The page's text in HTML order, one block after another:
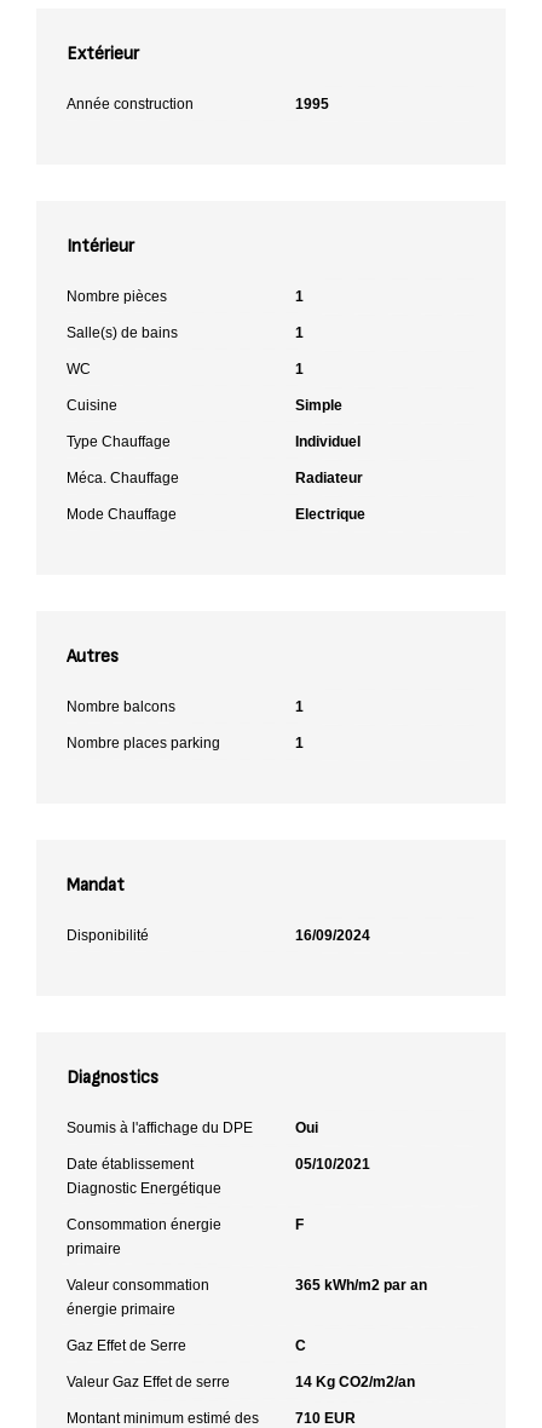
Extérieur
Année construction 1995
Intérieur
Nombre pièces 1
Salle(s) de bains 1
WC 1
Cuisine Simple
Type Chauffage Individuel
Méca. Chauffage Radiateur
Mode Chauffage Electrique
Autres
Nombre balcons 1
Nombre places parking 1
Mandat
Disponibilité 16/09/2024
Diagnostics
Soumis à l'affichage du DPE Oui
Date établissement
Diagnostic Energétique
05/10/2021
Consommation énergie
primaire
F
Valeur consommation
énergie primaire
365 kWh/m2 par an
Gaz Effet de Serre C
Valeur Gaz Effet de serre 14 Kg CO2/m2/an
Montant minimum estimé des
710 EUR